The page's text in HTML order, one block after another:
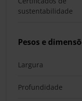
sustentabilidade
Pesos e
Largura
Profundidade